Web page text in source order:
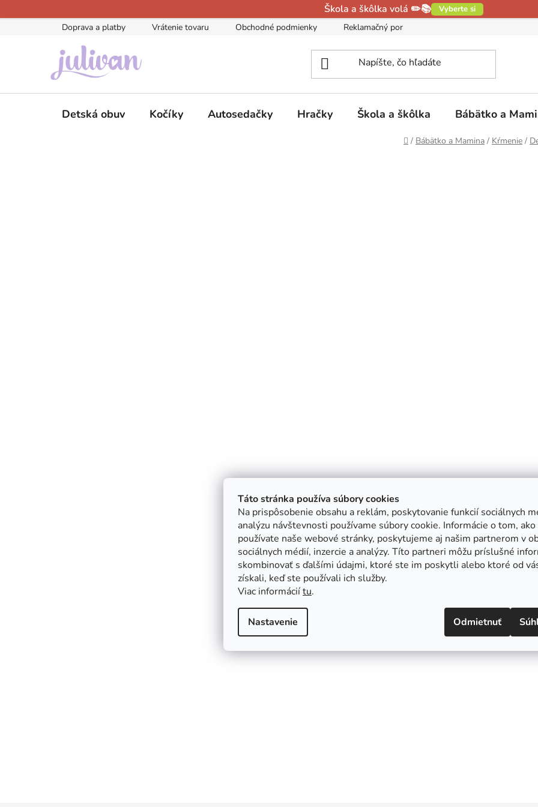
Táto stránka používa súbory cookies
Na prispôsobenie obsahu a reklám, poskytovanie funkcií sociálnych
analýzu návštevnosti používame súbory cookie. Informácie o tom, ako
používate naše webové stránky, poskytujeme aj našim partnerom v
sociálnych médií, inzercie a analýzy. Títo partneri môžu príslušné
skombinovať s ďalšími údajmi, ktoré ste im poskytli alebo ktoré od
získali, keď ste používali ich služby.
Viac informáciítu.
Nastavenie Odmietnuť
na
Škola a škôlka volá ✏️📚 Vyberte si
Doprava a platby Vrátenie tovaru Obchodné podmienky Reklamačný poriadok
Detská obuv Kočíky Autosedačky Hračky Škola a škôlka Bábätko a
Domov
/ Bábätko a Mamina / Kŕmenie /